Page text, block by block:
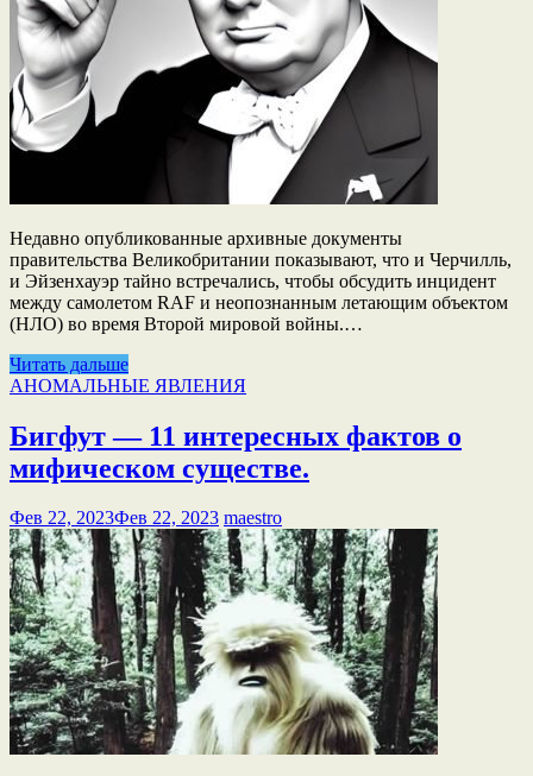
Недавно опубликованные архивные документы
правительства Великобритании показывают, что и Черчилль,
и Эйзенхауэр тайно встречались, чтобы обсудить инцидент
между самолетом RAF и неопознанным летающим объектом
(НЛО) во время Второй мировой войны.…
Читать дальше
АНОМАЛЬНЫЕ ЯВЛЕНИЯ
Бигфут — 11 интересных фактов о
мифическом существе.
Фев 22, 2023Фев 22, 2023 maestro